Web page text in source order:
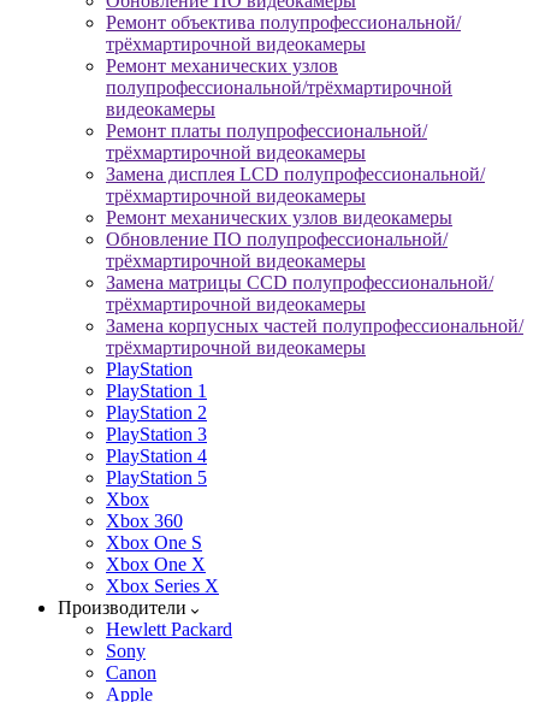
Ремонт объектива полупрофессиональной/
трёхмартирочной видеокамеры
Ремонт механических узлов
полупрофессиональной/трёхмартирочной
видеокамеры
Ремонт платы полупрофессиональной/
трёхмартирочной видеокамеры
Замена дисплея LCD полупрофессиональной/
трёхмартирочной видеокамеры
Ремонт механических узлов видеокамеры
Обновление ПО полупрофессиональной/
трёхмартирочной видеокамеры
Замена матрицы CCD полупрофессиональной/
трёхмартирочной видеокамеры
Замена корпусных частей полупрофессиональной/
трёхмартирочной видеокамеры
PlayStation
PlayStation 1
PlayStation 2
PlayStation 3
PlayStation 4
PlayStation 5
Xbox
Xbox 360
Xbox One S
Xbox One X
Xbox Series X
Производители
Hewlett Packard
Sony
Canon
Apple